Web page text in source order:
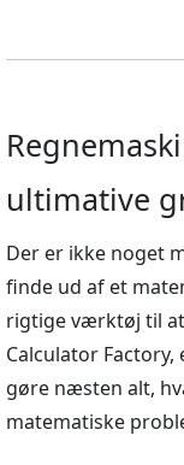
ultimative
Der er ikke noget
finde ud af et
rigtige værktøj til
Calculator
gøre næsten alt,
matematiske